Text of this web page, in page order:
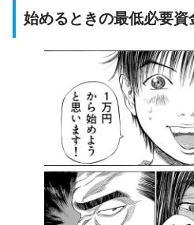
始めるときの最低必要資